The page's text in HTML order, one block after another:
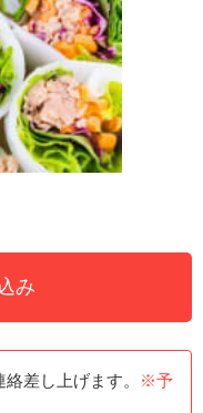
み
差し上げます。
※予